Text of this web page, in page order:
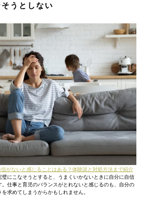
うとしない
がないと感じることはある？体験談と対処方法まで紹介
にこなそうとすると、うまくいかないときに自分に自信
仕事と育児のバランスがとれないと感じるのも、自分の
求めてしまうからかもしれません。